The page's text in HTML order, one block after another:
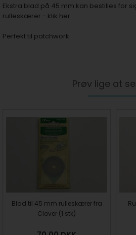
Ekstra blad på 45 mm kan bestilles for
rulleskærer.- klik her
Perfekt til patchwork
Prøv lige at
Blad til 45 mm rulleskærer fra
Clover (1 stk)